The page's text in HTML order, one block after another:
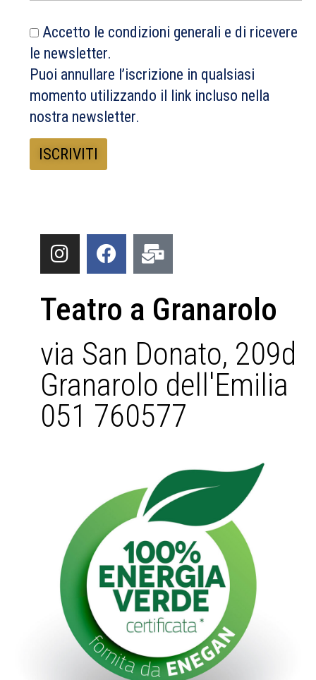
Accetto le condizioni generali e di ricevere
le newsletter.
Puoi annullare l’iscrizione in qualsiasi
momento utilizzando il link incluso nella
nostra newsletter.
Teatro a Granarolo
via San Donato, 209d
Granarolo dell'Emilia
051 760577